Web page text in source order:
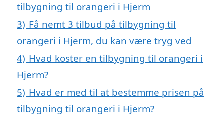
tilbygning til orangeri i Hjerm
3) Få nemt 3 tilbud på tilbygning til
orangeri i Hjerm, du kan være tryg ved
4) Hvad koster en tilbygning til orangeri i
Hjerm?
5) Hvad er med til at bestemme prisen på
tilbygning til orangeri i Hjerm?